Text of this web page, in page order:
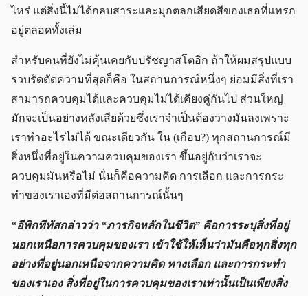
ไหร่ แต่สิ่งนี้ไม่ได้กลบสาระและมุกตลกเสียดสีของเธอที่แทรก
อยู่ตลอดทั้งเล่ม
สำหรับคนที่ยังไม่คุ้นเคยกับปรัชญาสโตอิก ถ้าให้ผมสรุปแบบ
รวบรัดตัดความที่สุดก็คือ ในสถานการณ์หนึ่งๆ ย่อมมีสิ่งที่เรา
สามารถควบคุมได้และควบคุมไม่ได้เคียงคู่กันไป ส่วนใหญ่
มักจะเป็นอย่างหลังเสียด้วยซึ่งเราจำเป็นต้องวางมันลงเพราะ
เราทำอะไรไม่ได้ ขณะเดียวกัน ใน (เกือบ?) ทุกสถานการณ์มี
สิ่งหนึ่งที่อยู่ในความควบคุมของเรา ขึ้นอยู่กับว่าเราจะ
ควบคุมมันหรือไม่ นั่นก็คือความคิด การเลือก และการกระ
ทำของเราเองที่มีต่อสถานการณ์นั้นๆ
“อีพิกทีทัสกล่าวว่า “ภารกิจหลักในชีวิต” คือการระบุสิ่งที่อยู่
นอกเหนือการควบคุมของเรา เข้าใช้ให้เห็นว่ามันคือทุกสิ่งทุก
อย่างที่อยู่นอกเหนือจากความคิด ทางเลือก และการกระทำ
ของเราเอง สิ่งที่อยู่ในการควบคุมของเราเท่านั้นเป็นเพียงสิ่ง